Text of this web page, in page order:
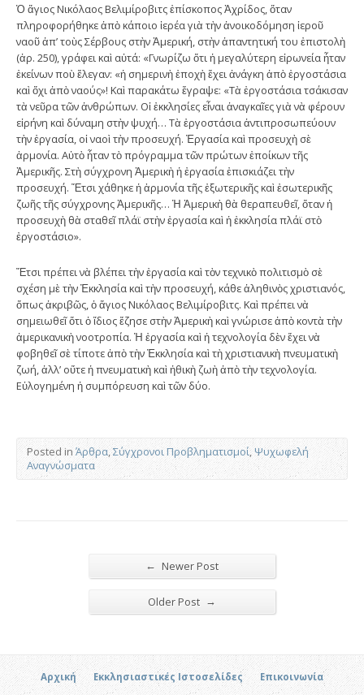
Ὁ ἅγιος Νικόλαος Βελιμίροβιτς ἐπίσκοπος Ἀχρίδος, ὅταν
πληροφορήθηκε ἀπὸ κάποιο ἱερέα γιὰ τὴν ἀνοικοδόμηση ἱεροῦ
ναοῦ ἀπ’ τοὺς Σέρβους στὴν Ἀμερική, στὴν ἀπαντητική του ἐπιστολὴ
(ἀρ. 250), γράφει καὶ αὐτά: «Γνωρίζω ὅτι ἡ μεγαλύτερη εἰρωνεία ἦταν
ἐκείνων ποὺ ἔλεγαν: «ἡ σημερινὴ ἐποχὴ ἔχει ἀνάγκη ἀπὸ ἐργοστάσια
καὶ ὄχι ἀπὸ ναούς»! Καὶ παρακάτω ἔγραψε: «Τὰ ἐργοστάσια τσάκισαν
τὰ νεῦρα τῶν ἀνθρώπων. Οἱ ἐκκλησίες εἶναι ἀναγκαῖες γιὰ νὰ φέρουν
εἰρήνη καὶ δύναμη στὴν ψυχή… Τὰ ἐργοστάσια ἀντιπροσωπεύουν
τὴν ἐργασία, οἱ ναοὶ τὴν προσευχή. Ἐργασία καὶ προσευχὴ σὲ
ἁρμονία. Αὐτὸ ἦταν τὸ πρόγραμμα τῶν πρώτων ἐποίκων τῆς
Ἀμερικῆς. Στὴ σύγχρονη Ἀμερικὴ ἡ ἐργασία ἐπισκιάζει τὴν
προσευχή. Ἔτσι χάθηκε ἡ ἁρμονία τῆς ἐξωτερικῆς καὶ ἐσωτερικῆς
ζωῆς τῆς σύγχρονης Ἀμερικῆς… Ἡ Ἀμερικὴ θὰ θεραπευθεῖ, ὅταν ἡ
προσευχὴ θὰ σταθεῖ πλάϊ στὴν ἐργασία καὶ ἡ ἐκκλησία πλάϊ στὸ
ἐργοστάσιο».
Ἔτσι πρέπει νὰ βλέπει τὴν ἐργασία καὶ τὸν τεχνικὸ πολιτισμὸ σὲ
σχέση μὲ τὴν Ἐκκλησία καὶ τὴν προσευχή, κάθε ἀληθινὸς χριστιανός,
ὅπως ἀκριβῶς, ὁ ἅγιος Νικόλαος Βελιμίροβιτς. Καὶ πρέπει νὰ
σημειωθεῖ ὅτι ὁ ἴδιος ἔζησε στὴν Ἀμερικὴ καὶ γνώρισε ἀπὸ κοντὰ τὴν
ἀμερικανικὴ νοοτροπία. Ἡ ἐργασία καὶ ἡ τεχνολογία δὲν ἔχει νὰ
φοβηθεῖ σὲ τίποτε ἀπὸ τὴν Ἐκκλησία καὶ τὴ χριστιανικὴ πνευματικὴ
ζωή, ἀλλ’ οὔτε ἡ πνευματικὴ καὶ ἠθικὴ ζωὴ ἀπὸ τὴν τεχνολογία.
Εὐλογημένη ἡ συμπόρευση καὶ τῶν δύο.
Posted in Άρθρα,Σύγχρονοι Προβληματισμοί,Ψυχωφελή
Αναγνώσματα
← Newer Post
Older Post →
Αρχική Εκκλησιαστικές Ιστοσελίδες Επικοινωνία